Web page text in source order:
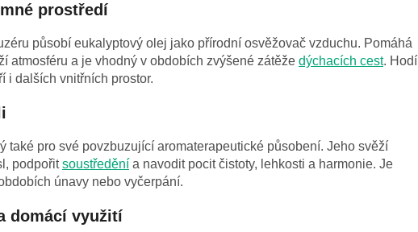
prostředí
působí eukalyptový olej jako přírodní osvěžovač vzduchu. Pomáhá
atmosféru a je vhodný v obdobích zvýšené zátěže dýchacích cest. Hodí
i dalších vnitřních prostor.
také pro své povzbuzující aromaterapeutické působení. Jeho svěží
podpořitsoustředění a navodit pocit čistoty, lehkosti a harmonie. Je
únavy nebo vyčerpání.
domácí využití